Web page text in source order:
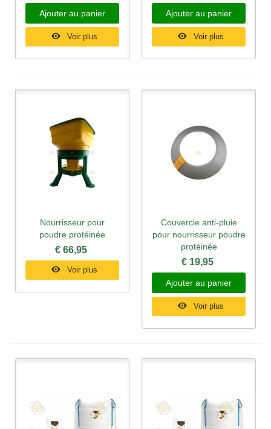
Ajouter au panier
Voir plus
Ajouter au panier
Voir plus
Nourrisseur pour
poudre protéinée
€ 66,95
Voir plus
Couvercle anti-pluie
pour nourrisseur poudre
protéinée
€ 19,95
Ajouter au panier
Voir plus